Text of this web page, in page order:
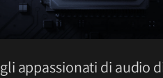
gli appassionati di audio